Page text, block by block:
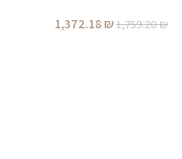
לקבל גם ברוחב 1.00 מטר)
1,759.20₪
1,372.18₪